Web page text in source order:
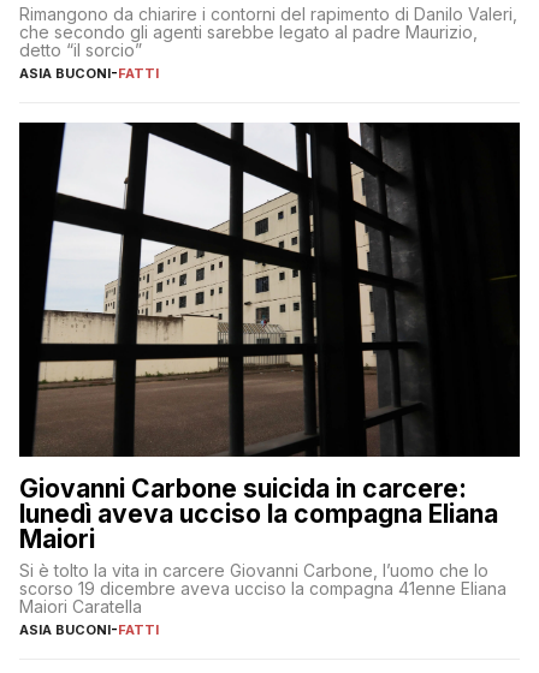
Rimangono da chiarire i contorni del rapimento di Danilo Valeri,
che secondo gli agenti sarebbe legato al padre Maurizio,
detto “il sorcio”
ASIA BUCONI-FATTI
Giovanni Carbone suicida in carcere:
lunedì aveva ucciso la compagna Eliana
Maiori
Si è tolto la vita in carcere Giovanni Carbone, l’uomo che lo
scorso 19 dicembre aveva ucciso la compagna 41enne Eliana
Maiori Caratella
ASIA BUCONI-FATTI